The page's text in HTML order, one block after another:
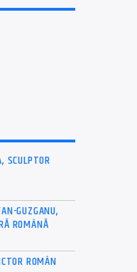
SCULPTOR
GUZGANU,
ROMÂNĂ
ROMÂN